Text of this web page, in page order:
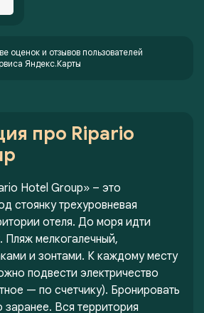
оценок и отзывов пользователей
Яндекс.Карты
про Ripario
Hotel Group» – это
стоянку трехуровневая
отеля. До моря идти
мелкогалечный,
и зонтами. К каждому месту
подвести электричество
— по счетчику). Бронировать
заранее. Вся территория